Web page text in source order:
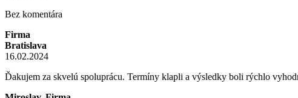
Bez komentára
Firma
Bratislava
16.02.2024
Ďakujem za skvelú spoluprácu. Termíny klapli a výsledky boli rýchlo